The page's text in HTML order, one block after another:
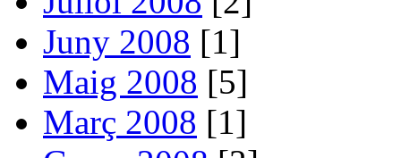
Juny 2008 [1]
Maig 2008 [5]
Març 2008 [1]